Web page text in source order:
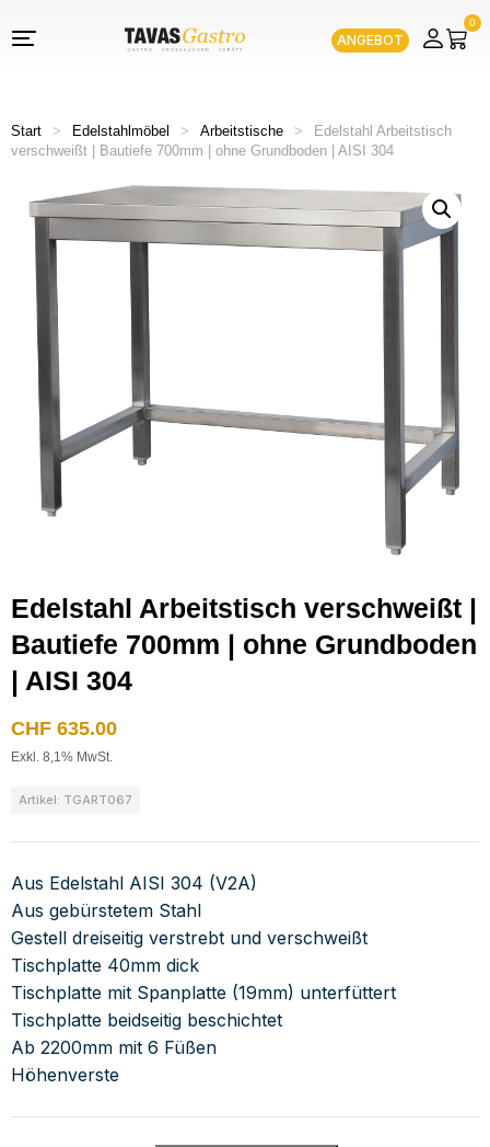
ANGEBOT
0
Start > Edelstahlmöbel > Arbeitstische >
Edelstahl Arbeitstisch
verschweißt | Bautiefe 700mm | ohne Grundboden | AISI 304
Edelstahl Arbeitstisch verschweißt |
Bautiefe 700mm | ohne Grundboden
| AISI 304
CHF 635.00
Exkl. 8,1% MwSt.
Artikel: TGART067
Aus Edelstahl AISI 304 (V2A)
Aus gebürstetem Stahl
Gestell dreiseitig verstrebt und verschweißt
Tischplatte 40mm dick
Tischplatte mit Spanplatte (19mm) unterfüttert
Tischplatte beidseitig beschichtet
Ab 2200mm mit 6 Füßen
Höhenverste